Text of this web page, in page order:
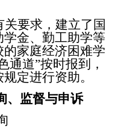
要求，建立了国
金、勤工助学等
家庭经济困难学
通道”按时报到，
定进行资助。
、监督与申诉